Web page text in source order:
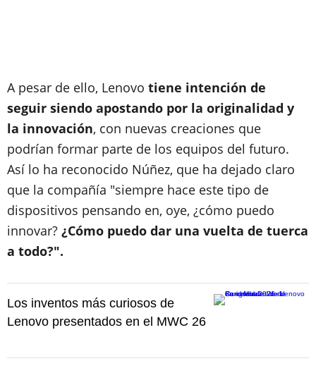
A pesar de ello, Lenovo tiene intención de
seguir siendo apostando por la originalidad y
la innovación, con nuevas creaciones que
podrían formar parte de los equipos del futuro.
Así lo ha reconocido Núñez, que ha dejado claro
que la compañía "siempre hace este tipo de
dispositivos pensando en, oye, ¿cómo puedo
innovar? ¿Cómo puedo dar una vuelta de tuerca
a todo?".
Los inventos más curiosos de
Lenovo presentados en el MWC 26